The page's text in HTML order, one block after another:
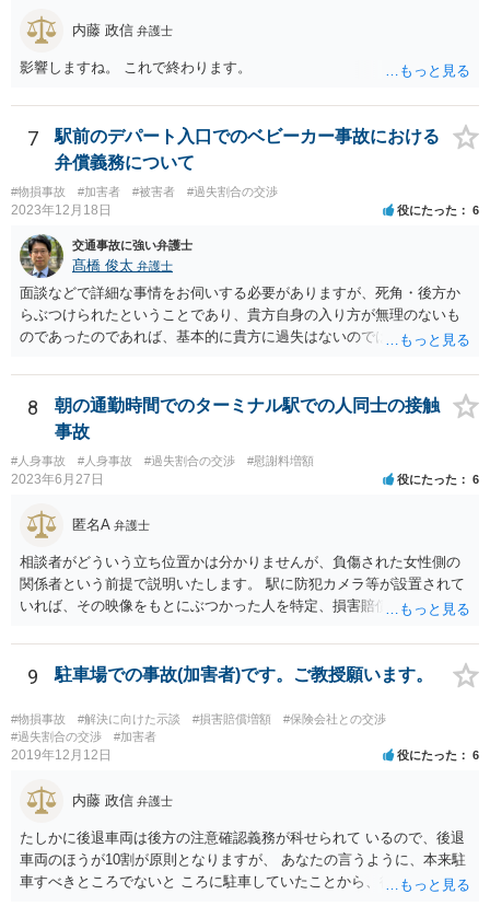
内藤 政信 弁護士
影響しますね。 これで終わります。
7
駅前のデパート入口でのベビーカー事故における
弁償義務について
#物損事故 #加害者 #被害者 #過失割合の交渉
2023年12月18日 役にたった 6
交通事故に強い弁護士
髙橋 俊太 弁護士
面談などで詳細な事情をお伺いする必要がありますが、死角・後方か
らぶつけられたということであり、貴方自身の入り方が無理のないも
のであったのであれば、基本的に貴方に過失はないのではないかとい
が、ベビーカーの車輪が壊れるというのは（かなり劣化していたとい
うことでもない限り）相当な衝撃だったのではないかとも思われま
す。 そのあたりも含め、今後の状況に応じて弁護士に個別に相談なさ
った方がよいように思います。
8
朝の通勤時間でのターミナル駅での人同士の接触
事故
#人身事故 #人身事故 #過失割合の交渉 #慰謝料増額
2023年6月27日 役にたった 6
匿名A 弁護士
相談者がどういう立ち位置かは分かりませんが、負傷された女性側の
関係者という前提で説明いたします。 駅に防犯カメラ等が設置されて
いれば、その映像をもとにぶつかった人を特定、損害賠償請求をでき
像の保存期間は鉄道会社によりますがある程度の期間が経過すると削
除される場合があるので対応は早い方がよいでしょう。 請求権者は負
ましょう。 本人が動けない場合には、電話相談などを繋げないか相談
してみましょう。
9 駐車場での事故(加害者)です。ご教授願います。
#物損事故 #解決に向けた示談 #損害賠償増額
#保険会社との交渉
#過失割合の交渉
#加害者
2019年12月12日 役にたった 6
内藤 政信 弁護士
たしかに後退車両は後方の注意確認義務が科せられて いるので、後退
車両のほうが10割が原則となりますが、 あなたの言うように、本来駐
車すべきところでないと ころに駐車していたことから、後退車両のさ